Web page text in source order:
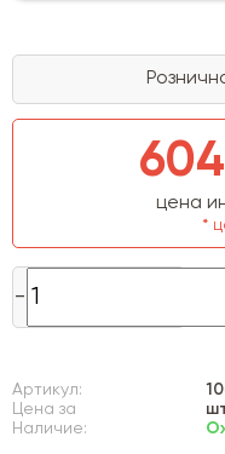
цена
*
Артикул:
Цена за
Наличие: